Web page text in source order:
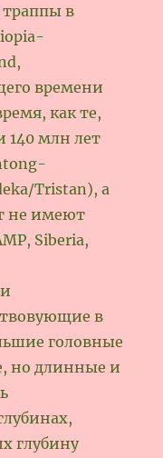
в
времени
как те,
140 млн лет
Tristan), а
не имеют
Siberia,
в
головные
но длинные и
глубину